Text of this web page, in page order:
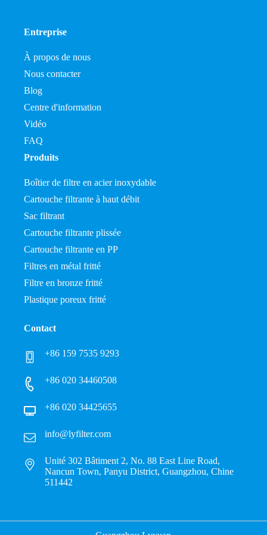
Entreprise
À propos de nous
Nous contacter
Blog
Centre d'information
Vidéo
FAQ
Produits
Boîtier de filtre en acier inoxydable
Cartouche filtrante à haut débit
Sac filtrant
Cartouche filtrante plissée
Cartouche filtrante en PP
Filtres en métal fritté
Filtre en bronze fritté
Plastique poreux fritté
Contact
+86 159 7535 9293
+86 020 34460508
+86 020 34425655
info@lyfilter.com
Unité 302 Bâtiment 2, No. 88 East Line Road,
Nancun Town, Panyu District, Guangzhou, Chine
511442